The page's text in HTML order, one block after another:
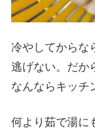
冷やしてからな
逃げない。だか
なんならキッチ
何より茹で湯に